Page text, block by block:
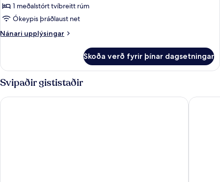
1 meðalstórt tvíbreitt rúm
Ókeypis þráðlaust net
Nánari upplýsingar
Nánari
Skoða verð fyrir þínar dagsetningar
Svipaðir gististaðir
Radisson Blu Hotel & Residences, Zakopane Hotel